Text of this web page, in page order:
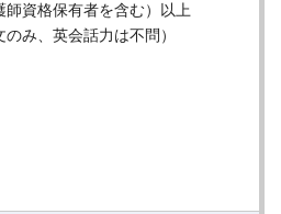
師資格保有者を含む）以上
み、英会話力は不問）